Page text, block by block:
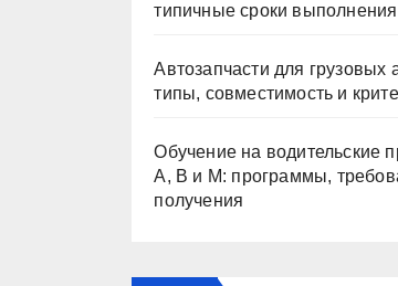
типичные сроки
Автозапчасти для грузовых
типы, совместимость и
Обучение на водительские
A, B и M: программы,
получения